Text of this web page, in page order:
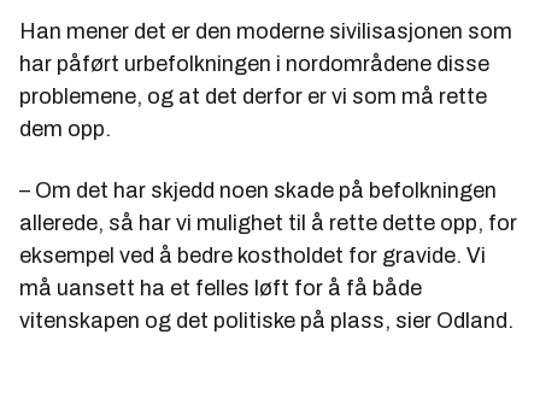
Han mener det er den moderne sivilisasjonen som
har påført urbefolkningen i nordområdene disse
problemene, og at det derfor er vi som må rette
dem opp.
– Om det har skjedd noen skade på befolkningen
allerede, så har vi mulighet til å rette dette opp, for
eksempel ved å bedre kostholdet for gravide. Vi
må uansett ha et felles løft for å få både
vitenskapen og det politiske på plass, sier Odland.